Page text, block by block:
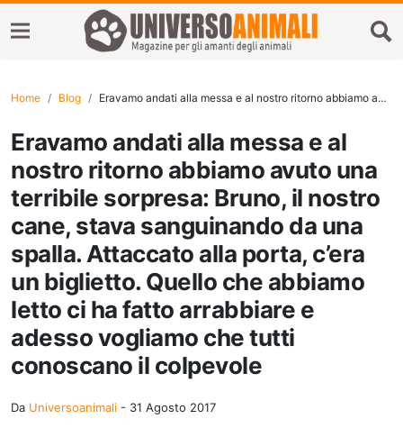
Home Blog Eravamo andati alla messa e al nostro ritorno abbiamo avuto una terribile sorpresa: Bruno, il nostro cane, stava sanguinando da una spalla. Attaccato alla porta, c’era un biglietto. Quello che abbiamo letto ci ha fatto arrabbiare e adesso vogliamo che tutti conoscano il colpevole
Eravamo andati alla messa e al
nostro ritorno abbiamo avuto una
terribile sorpresa: Bruno, il nostro
cane, stava sanguinando da una
spalla. Attaccato alla porta, c’era
un biglietto. Quello che abbiamo
letto ci ha fatto arrabbiare e
adesso vogliamo che tutti
conoscano il colpevole
Da Universoanimali - 31 Agosto 2017